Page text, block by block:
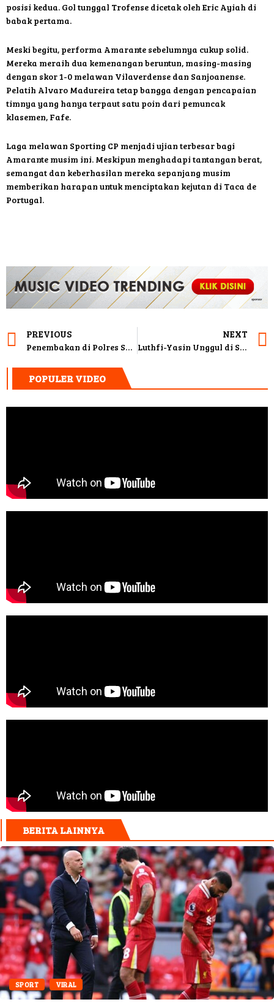
posisi kedua. Gol tunggal Trofense dicetak oleh Eric Ayiah di
babak pertama.
Meski begitu, performa Amarante sebelumnya cukup solid.
Mereka meraih dua kemenangan beruntun, masing-masing
dengan skor 1-0 melawan Vilaverdense dan Sanjoanense.
Pelatih Alvaro Madureira tetap bangga dengan pencapaian
timnya yang hanya terpaut satu poin dari pemuncak
klasemen, Fafe.
Laga melawan Sporting CP menjadi ujian terbesar bagi
Amarante musim ini. Meskipun menghadapi tantangan berat,
semangat dan keberhasilan mereka sepanjang musim
memberikan harapan untuk menciptakan kejutan di Taca de
Portugal.
PREVIOUS
Penembakan di Polres Solok Selatan, Polisi Diperiksa
NEXT
Luthfi-Yasin Unggul di Survei Pilgub Jateng 2024
POPULER VIDEO
BERITA LAINNYA
SPORT VIRAL